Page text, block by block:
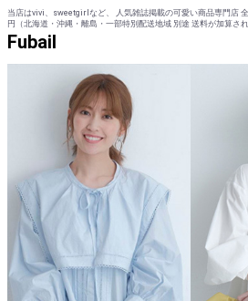
当店はvivi、sweetgirlなど、 人気雑誌掲載の可愛い商品専門店
円（北海道・沖縄・離島・一部特別配送地域 別途 送料が加算され
Fubail